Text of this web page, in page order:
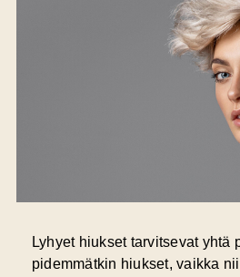
Lyhyet hiukset tarvitsevat yhtä
pidemmätkin hiukset, vaikka